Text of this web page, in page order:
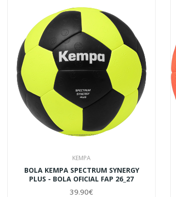
KEMPA
BOLA KEMPA SPECTRUM SYNERGY
PLUS - BOLA OFICIAL FAP 26_27
39.90€